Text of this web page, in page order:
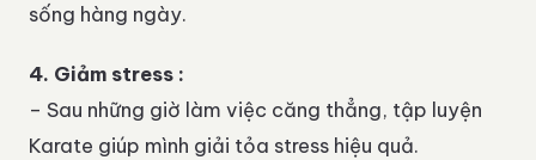
sống hàng ngày.
4. Giảm stress :
– Sau những giờ làm việc căng thẳng, tập luyện
Karate giúp mình giải tỏa stress hiệu quả.